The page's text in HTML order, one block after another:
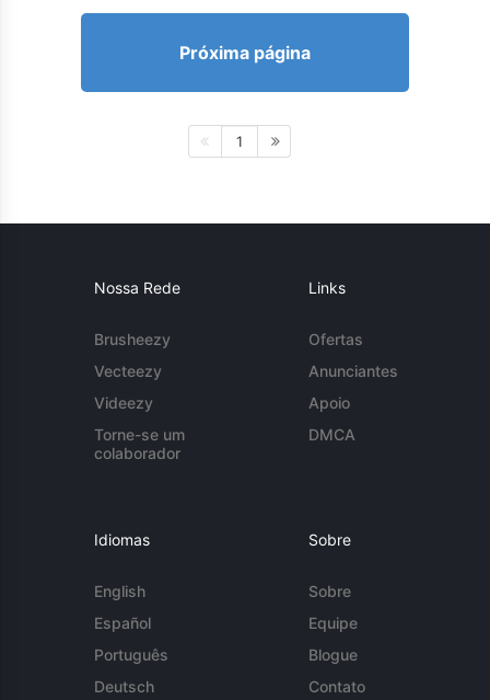
Próxima página
1
Nossa Rede
Brusheezy
Vecteezy
Videezy
Torne-se um
colaborador
Links
Ofertas
Anunciantes
Apoio
DMCA
Idiomas
English
Español
Português
Deutsch
Sobre
Sobre
Equipe
Blogue
Contato